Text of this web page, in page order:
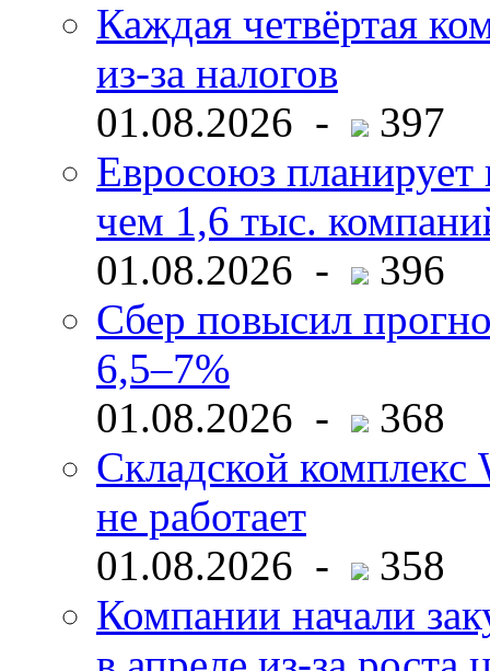
Каждая четвёртая
из-за налогов
01.08.2026 -
397
Евросоюз планирует
чем 1,6 тыс.
01.08.2026 -
396
Сбер повысил
6,5–7%
01.08.2026 -
368
Складской комплекс
не работает
01.08.2026 -
358
Компании начали